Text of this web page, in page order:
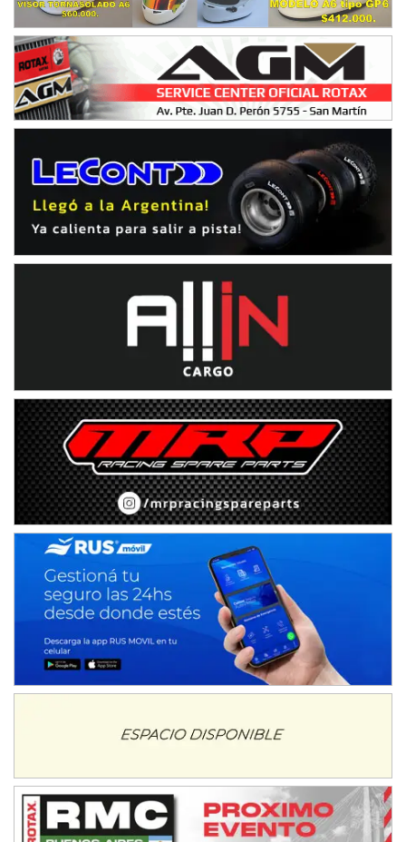
ENTRERRIANO - F6 (POSTERGADA)
Parque de la Velocidad (Asfalto)
Villaguay (Entre Ríos)
VICTORIENSE - F7
El Cerro (Tierra)
Victoria (Entre Ríos)
PATAGONICO - F6
Moto Club Reginense (Tierra)
Gral. E. Godoy (Río Negro)
CSK - F7
NORESTE SANTAFESINO - F6
José Samuel Sánchez (Tierra)
Rufino (Santa Fe)
TUCUMANO - F5
Juan Navarro (Asfalto)
El Timbó (Tucumán)